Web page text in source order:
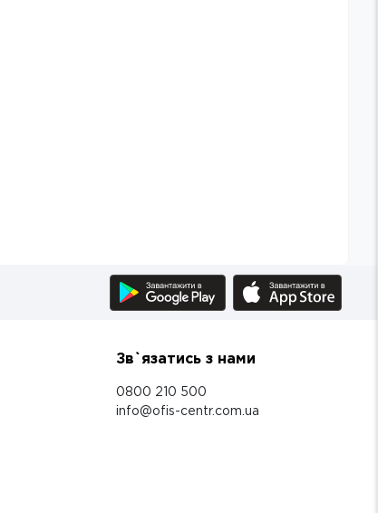
Зв`язатись з нами
0800 210 500
info@ofis-centr.com.ua